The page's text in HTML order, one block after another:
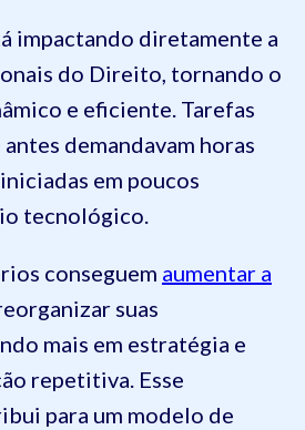
impactando diretamente a
do Direito, tornando o
e eficiente. Tarefas
demandavam horas
em poucos
tecnológico.
conseguem aumentar a
suas
mais em estratégia e
repetitiva. Esse
para um modelo de